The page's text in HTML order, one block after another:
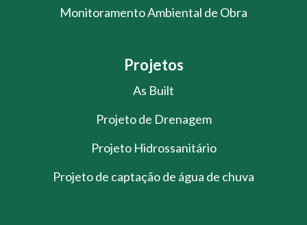
Monitoramento Ambiental de Obra
Projetos
As Built
Projeto de Drenagem
Projeto Hidrossanitário
Projeto de captação de água de chuva